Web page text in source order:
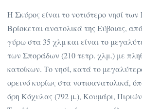
Η Σκύρος είναι το νοτιότερο νησί
Βρίσκεται ανατολικά της Εύβοιας,
γύρω στα 35 χλμ και είναι το
των Σποράδων (210 τετρ. χλμ.) με
κατοίκων. Το νησί, κατά το
ορεινό κυρίως στα νοτιοανατολικά,
όρη Κόχυλας (792 μ.), Κουμάρι,